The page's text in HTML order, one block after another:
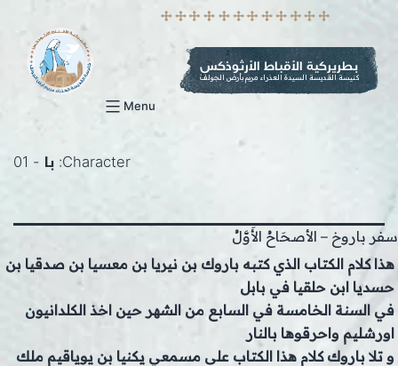
بطريركية الأقباط الأرثوذكس
كنيسة القديسة السيدة العذراء مريم بأرض الجولف
Menu
Character: با - 01
سفر باروخ – الأصحَاحُ الأَوَّلُ
هذا كلام الكتاب الذي كتبه باروك بن نيريا بن معسيا بن صدقيا بن
حسديا ابن حلقيا في بابل
في السنة الخامسة في السابع من الشهر حين اخذ الكلدانيون
اورشليم واحرقوها بالنار
و تلا باروك كلام هذا الكتاب على مسمعي يكنيا بن يوياقيم ملك